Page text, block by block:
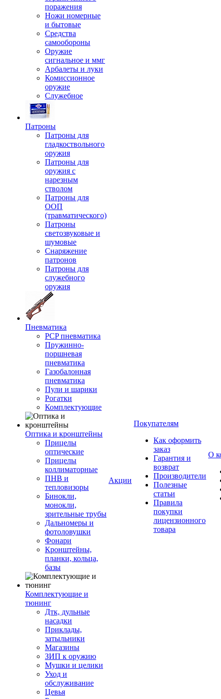
поражения
Ножи номерные
и бытовые
Средства
самообороны
Оружие
сигнальное и ммг
Арбалеты и луки
Комиссионное
оружие
Служебное
Патроны
Патроны для
гладкоствольного
оружия
Патроны для
оружия с
нарезным
стволом
Патроны для
ООП
(травматического)
Патроны
светозвуковые и
шумовые
Снаряжение
патронов
Патроны для
служебного
оружия
Пневматика
PCP пневматика
Пружинно-
поршневая
пневматика
Газобалонная
пневматика
Пули и шарики
Рогатки
Комплектующие
Оптика и кронштейны
Прицелы
оптические
Прицелы
коллиматорные
ПНВ и
тепловизоры
Бинокли,
монокли,
зрительные трубы
Дальномеры и
фотоловушки
Фонари
Кронштейны,
планки, кольца,
базы
Комплектующие и
тюнинг
Дтк, дульные
насадки
Приклады,
затыльники
Магазины
ЗИП к оружию
Мушки и целики
Уход и
обслуживание
Цевья
Акции
Покупателям
Как оформить
заказ
Гарантия и
возврат
Производители
Полезные
статьи
Правила
покупки
лицензионного
товара
О